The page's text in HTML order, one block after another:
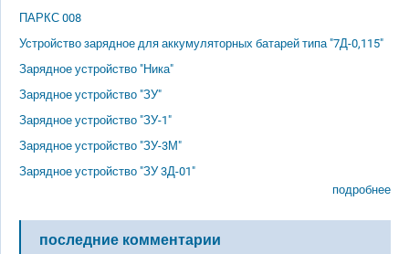
ПАРКС 008
Устройство зарядное для аккумуляторных батарей типа "7Д-0,115"
Зарядное устройство "Ника"
Зарядное устройство "ЗУ"
Зарядное устройство "ЗУ-1"
Зарядное устройство "ЗУ-3М"
Зарядное устройство "ЗУ 3Д-01"
подробнее
последние комментарии